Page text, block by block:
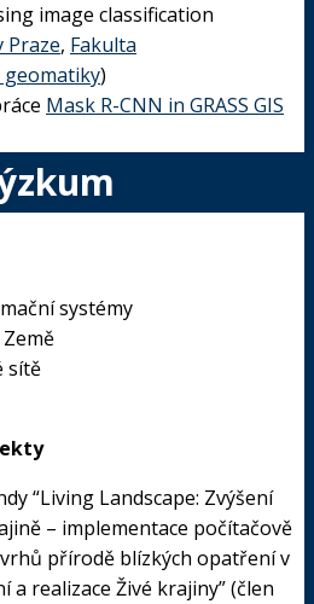
image classification
Praze, Fakulta
)
Mask R-CNN in GRASS GIS
systémy
sítě
“Living Landscape: Zvýšení
– implementace počítačově
přírodě blízkých opatření v
a realizace Živé krajiny” (člen